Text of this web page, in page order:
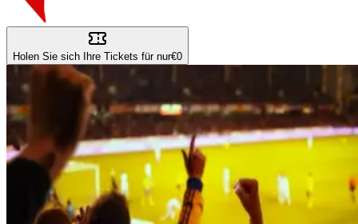
Holen Sie sich Ihre Tickets für nur€0